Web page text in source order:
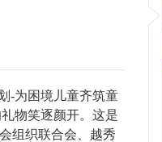
1 165
-为困境儿童齐筑童
物笑逐颜开。这是
组织联合会、越秀